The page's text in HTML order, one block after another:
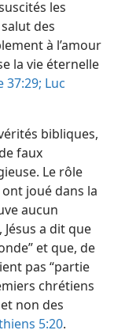
les
des
à l’amour
la vie éternelle
37:29; Luc
bibliques,
faux
Le rôle
joué dans la
aucun
a dit que
et que, de
pas “partie
chrétiens
non des
5:20.